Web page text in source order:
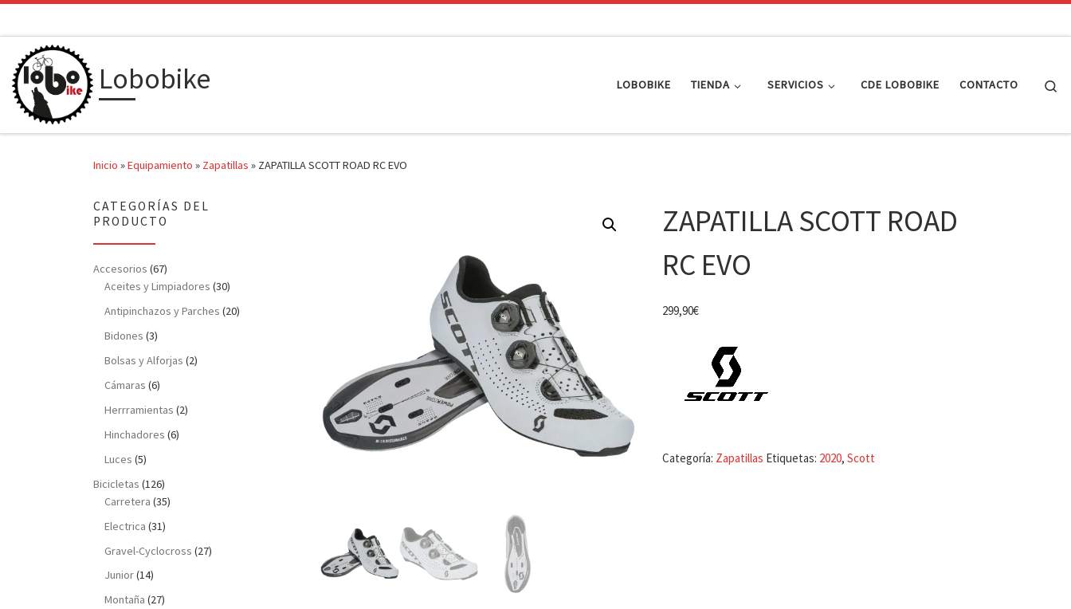
Lobobike LOBOBIKE TIENDA SERVICIOS CDE LOBOBIKE CONTACTO
Inicio »Equipamiento » Zapatillas » ZAPATILLA SCOTT ROAD RC EVO
ZAPATILLA SCOTT ROAD
RC EVO
299,90€
Categoría: Zapatillas Etiquetas: 2020, Scott
CATEGORÍAS DEL
PRODUCTO
Accesorios (67)
Aceites y Limpiadores (30)
Antipinchazos y Parches (20)
Bidones (3)
Bolsas y Alforjas (2)
Cámaras (6)
Herrramientas (2)
Hinchadores (6)
Luces (5)
Bicicletas (126)
Carretera (35)
Electrica (31)
Gravel-Cyclocross (27)
Junior(14)
Montaña (27)